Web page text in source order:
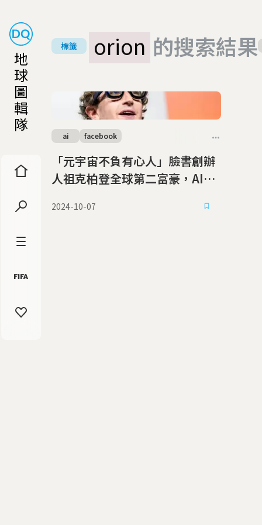
地
球
圖
輯
隊
標籤 orion 的搜索結果
「元宇宙不負有心人」臉書創辦
人祖克柏登全球第二富豪，AI智
ai facebook
2024-10-07